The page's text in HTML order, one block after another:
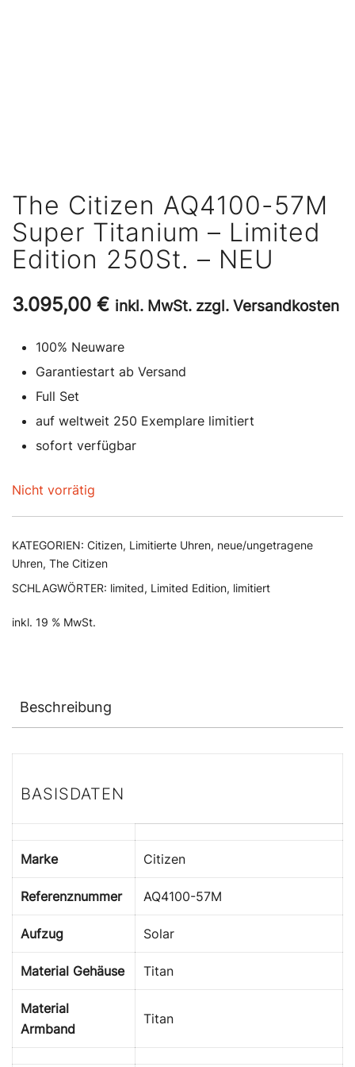
The Citizen AQ4100-57M
Super Titanium – Limited
Edition 250St. – NEU
3.095,00 € inkl. MwSt. zzgl. Versandkosten
100% Neuware
Garantiestart ab Versand
Full Set
auf weltweit 250 Exemplare limitiert
sofort verfügbar
Nicht vorrätig
KATEGORIEN: Citizen, Limitierte Uhren, neue/ungetragene
Uhren, The Citizen
SCHLAGWÖRTER: limited, Limited Edition, limitiert
inkl. 19 % MwSt.
Beschreibung
BASISDATEN
Marke Citizen
Referenznummer AQ4100-57M
Aufzug Solar
Material Gehäuse Titan
Material
Armband
Titan